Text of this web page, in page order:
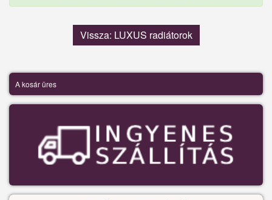
Vissza: LUXUS radiátorok
A kosár üres